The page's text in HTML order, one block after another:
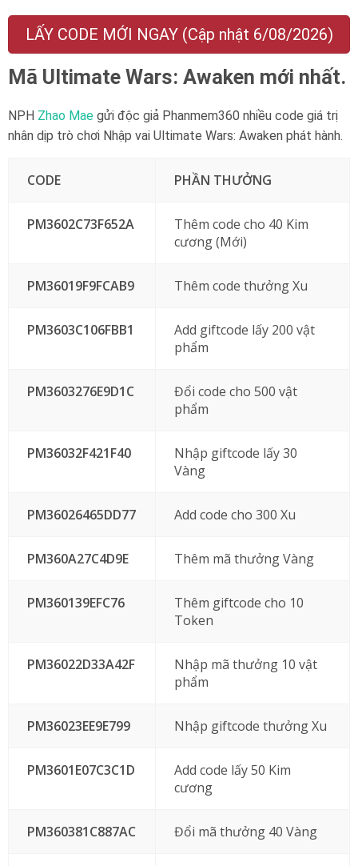
LẤY CODE MỚI NGAY (Cập nhật 6/08/2026)
Mã Ultimate Wars: Awaken mới nhất.
NPH Zhao Mae gửi độc giả Phanmem360 nhiều code giá trị
nhân dịp trò chơi Nhập vai Ultimate Wars: Awaken phát hành.
CODE PHẦN THƯỞNG
PM3602C73F652A
Thêm code cho 40 Kim
cương (Mới)
PM36019F9FCAB9 Thêm code thưởng Xu
PM3603C106FBB1
Add giftcode lấy 200 vật
phẩm
PM3603276E9D1C
Đổi code cho 500 vật
phẩm
PM36032F421F40
Nhập giftcode lấy 30
Vàng
PM36026465DD77 Add code cho 300 Xu
PM360A27C4D9E Thêm mã thưởng Vàng
PM360139EFC76
Thêm giftcode cho 10
Token
PM36022D33A42F
Nhập mã thưởng 10 vật
phẩm
PM36023EE9E799 Nhập giftcode thưởng Xu
PM3601E07C3C1D
Add code lấy 50 Kim
cương
PM360381C887AC Đổi mã thưởng 40 Vàng